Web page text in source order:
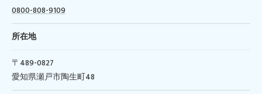
0800-808-9109
所在地
〒489-0827
愛知県瀬戸市陶生町48